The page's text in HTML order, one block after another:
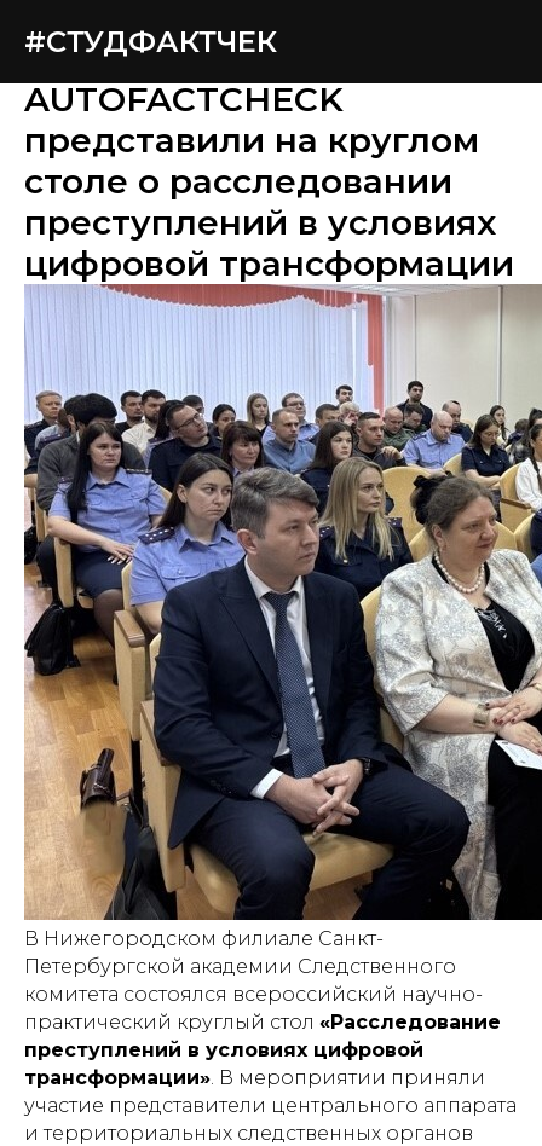
#СТУДФАКТЧЕК
AUTOFACTCHECK
представили на круглом
столе о расследовании
преступлений в условиях
цифровой трансформации
В Нижегородском филиале Санкт-
Петербургской академии Следственного
комитета состоялся всероссийский научно-
практический круглый стол «Расследование
преступлений в условиях цифровой
трансформации». В мероприятии приняли
участие представители центрального аппарата
и территориальных следственных органов